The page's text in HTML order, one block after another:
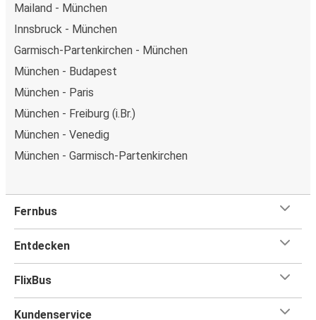
Mailand - München
Innsbruck - München
Garmisch-Partenkirchen - München
München - Budapest
München - Paris
München - Freiburg (i.Br.)
München - Venedig
München - Garmisch-Partenkirchen
Fernbus
Entdecken
FlixBus
Kundenservice